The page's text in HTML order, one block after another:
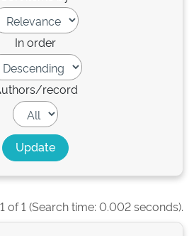
In order
record
of 1 (Search time: 0.002 seconds).